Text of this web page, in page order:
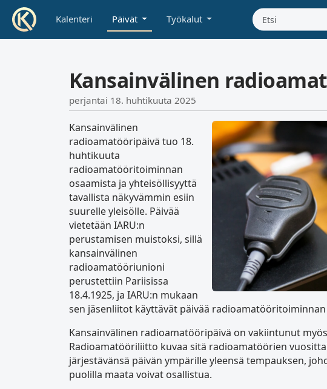
Kalenteri Päivät Työkalut
Kansainvälinen
perjantai 18. huhtikuuta 2025
Kansainvälinen
radioamatööripäivä tuo 18.
huhtikuuta
radioamatööritoiminnan
osaamista ja yhteisöllisyyttä
tavallista näkyvämmin esiin
suurelle yleisölle. Päivää
vietetään IARU:n
perustamisen muistoksi, sillä
kansainvälinen
radioamatööriunioni
perustettiin Pariisissa
18.4.1925, ja IARU:n mukaan
sen jäsenliitot käyttävät päivää
Kansainvälinen radioamatööripäivä on vakiintunut
Radioamatööriliitto kuvaa sitä radioamatöörien
järjestävänsä päivän ympärille yleensä tempauksen,
puolilla maata voivat osallistua.